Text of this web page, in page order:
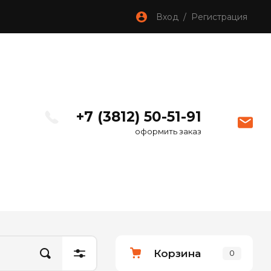
Вход / Регистрация
+7 (3812) 50-51-91
оформить заказ
Корзина 0